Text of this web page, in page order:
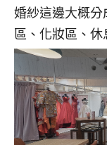
婚紗這邊大概
區、化妝區、休